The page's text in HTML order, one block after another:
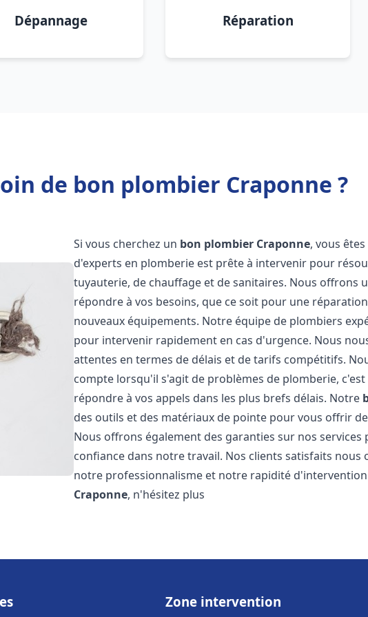
Dépannage Réparation
de bon plombier Craponne ?
Si vous cherchez un bon plombier Craponne, vous
d'experts en plomberie est prête à intervenir pour
tuyauterie, de chauffage et de sanitaires. Nous offrons
répondre à vos besoins, que ce soit pour une
nouveaux équipements. Notre équipe de plombiers
pour intervenir rapidement en cas d'urgence. Nous
attentes en termes de délais et de tarifs compétitifs.
compte lorsqu'il s'agit de problèmes de plomberie,
répondre à vos appels dans les plus brefs délais. Notre
des outils et des matériaux de pointe pour vous offrir
Nous offrons également des garanties sur nos
confiance dans notre travail. Nos clients satisfaits
notre professionnalisme et notre rapidité
Craponne, n'hésitez plus
Zone intervention